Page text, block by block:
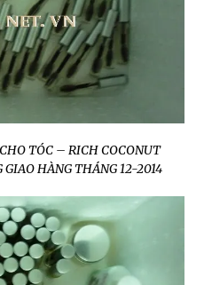
TÓC – RICH COCONUT
HÀNG THÁNG 12-2014